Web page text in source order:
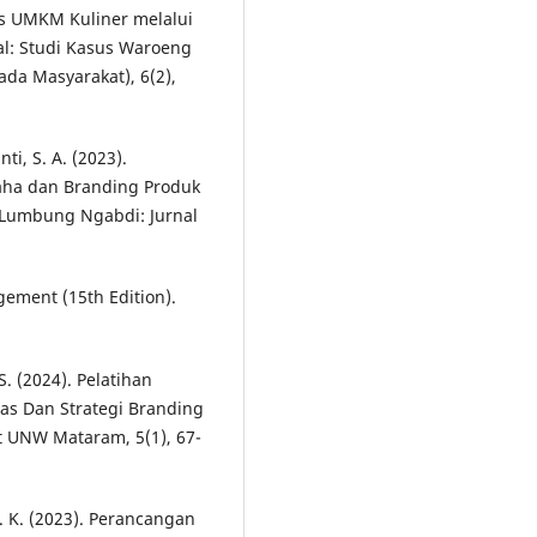
UMKM Kuliner melalui
Studi Kasus Waroeng
Masyarakat), 6(2),
S. A. (2023).
dan Branding Produk
Ngabdi: Jurnal
(15th Edition).
(2024). Pelatihan
Dan Strategi Branding
Mataram, 5(1), 67-
(2023). Perancangan